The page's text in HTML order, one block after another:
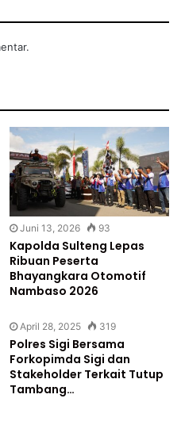
Juni 13, 2026 93
Kapolda Sulteng Lepas
Ribuan Peserta
Bhayangkara Otomotif
Nambaso 2026
April 28, 2025 319
Polres Sigi Bersama
Forkopimda Sigi dan
Stakeholder Terkait Tutup
Tambang…